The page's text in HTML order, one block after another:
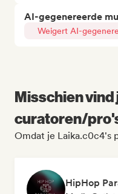
AI-gegenereerde
Weigert AI-
Misschien vind
curatoren/
Omdat je Laika.c0c4's
HipHop